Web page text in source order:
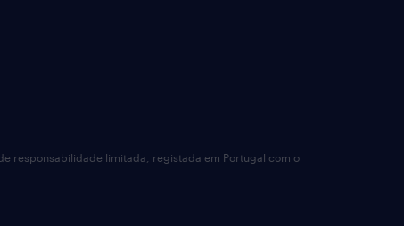
responsabilidade limitada, registada em Portugal com o